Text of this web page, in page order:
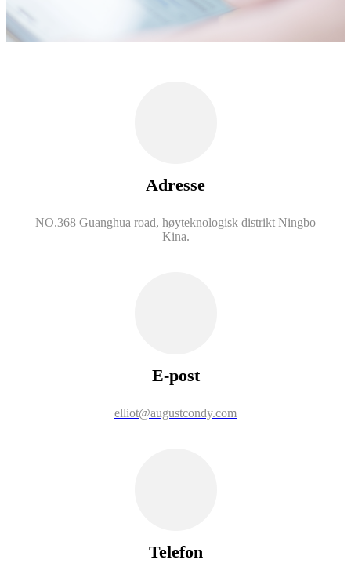
Adresse
NO.368 Guanghua road, høyteknologisk distrikt Ningbo
Kina.
E-post
elliot@augustcondy.com
Telefon